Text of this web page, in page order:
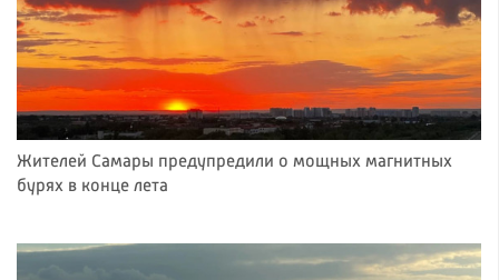
Жителей Самары предупредили о мощных магнитных
бурях в конце лета